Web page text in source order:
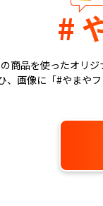
#
商品を使ったオリジ
、画像に「#やまや